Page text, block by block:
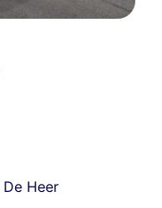
De Heer